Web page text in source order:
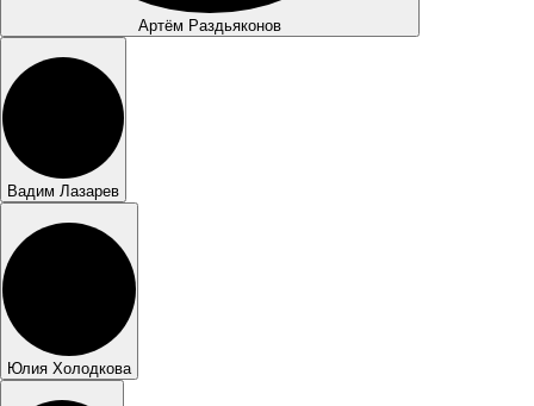
Артём Раздьяконов
Вадим Лазарев
Юлия Холодкова